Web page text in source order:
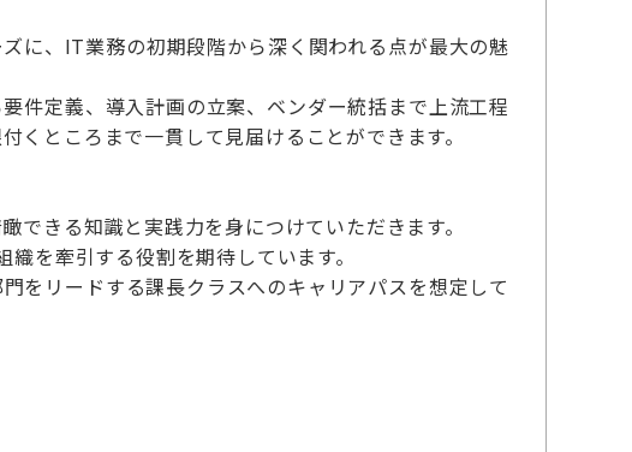
に、IT業務の初期段階から深く関われる点が最大の魅
件定義、導入計画の立案、ベンダー統括まで上流工程
ところまで一貫して見届けることができます。
きる知識と実践力を身につけていただきます。
を牽引する役割を期待しています。
をリードする課長クラスへのキャリアパスを想定して